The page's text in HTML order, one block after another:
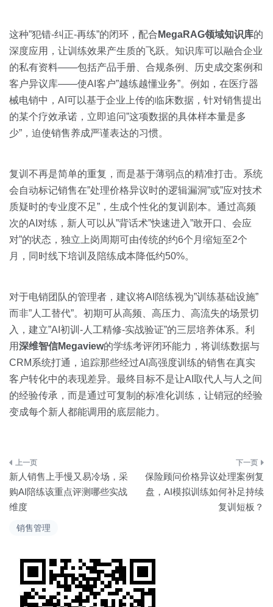
销售管理
这种”犯错-纠正-再练”的闭环，配合 MegaRAG领域知识库的
深度应用，让训练效果产生质的飞跃。知识库可以融合企业
的私有资料——包括产品手册、合规条例、历史成交案例和
客户异议库——使AI客户”越练越懂业务”。例如，在医疗器
械电销中，AI可以基于企业上传的临床数据，针对销售提出
的某个疗效承诺，立即追问”这项数据的具体样本量是多
少”，迫使销售养成严谨表达的习惯。
复训不再是简单的重复，而是基于薄弱点的精准打击。系统
会自动标记销售在”处理价格异议时的逻辑漏洞”或”应对技术
质疑时的专业度不足”，生成个性化的复训剧本。通过高频
次的AI对练，新人可以从”背话术”快速进入”敢开口、会应
对”的状态，独立上岗周期可由传统的约6个月缩短至2个
月，同时线下培训及陪练成本降低约50%。
对于电销团队的管理者，建议将AI陪练视为”训练基础设施”
而非”人工替代”。初期可从高频、高压力、高流失的场景切
入，建立”AI初训-人工精修-实战验证”的三层培养体系。利
用深维智信Megaview的学练考评闭环能力，将训练数据与
CRM系统打通，追踪那些经过AI高强度训练的销售在真实
客户转化中的表现差异。最终目标不是让AI取代人与人之间
的经验传承，而是通过可复制的标准化训练，让销冠的经验
变成每个新人都能调用的底层能力。
文
章
导
新人销售上手慢又易冷场，采
购AI陪练该重点评测哪些实战
维度
保险顾问价格异议处理案例复
盘，AI模拟训练如何补足持续
复训短板？